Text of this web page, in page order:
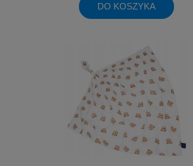
DO KOSZYKA